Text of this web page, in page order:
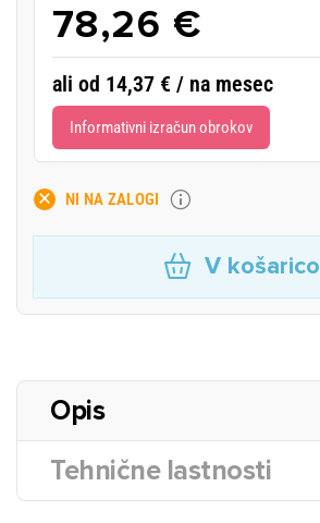
78,26 €
ali od 14,37 € / na mesec
Informativni izračun obrokov
NI NA ZALOGI
V košarico
Opis
Tehnične lastnosti